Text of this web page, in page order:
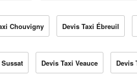
Chouvigny Devis Taxi Ébreuil
Devis Taxi Veauce Devis